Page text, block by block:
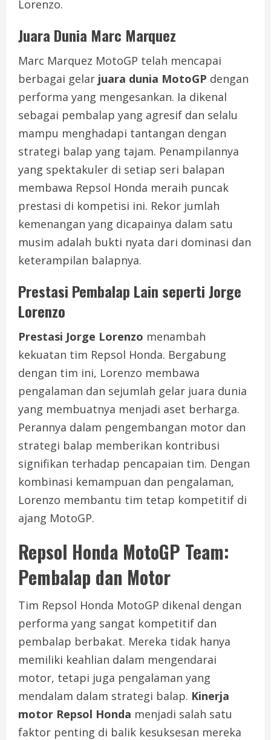
Lorenzo.
Juara Dunia Marc Marquez
Marc Marquez MotoGP telah mencapai
berbagai gelar juara dunia MotoGP dengan
performa yang mengesankan. Ia dikenal
sebagai pembalap yang agresif dan selalu
mampu menghadapi tantangan dengan
strategi balap yang tajam. Penampilannya
yang spektakuler di setiap seri balapan
membawa Repsol Honda meraih puncak
prestasi di kompetisi ini. Rekor jumlah
kemenangan yang dicapainya dalam satu
musim adalah bukti nyata dari dominasi dan
keterampilan balapnya.
Prestasi Pembalap Lain seperti Jorge
Lorenzo
Prestasi Jorge Lorenzo menambah
kekuatan tim Repsol Honda. Bergabung
dengan tim ini, Lorenzo membawa
pengalaman dan sejumlah gelar juara dunia
yang membuatnya menjadi aset berharga.
Perannya dalam pengembangan motor dan
strategi balap memberikan kontribusi
signifikan terhadap pencapaian tim. Dengan
kombinasi kemampuan dan pengalaman,
Lorenzo membantu tim tetap kompetitif di
ajang MotoGP.
Repsol Honda MotoGP Team:
Pembalap dan Motor
Tim Repsol Honda MotoGP dikenal dengan
performa yang sangat kompetitif dan
pembalap berbakat. Mereka tidak hanya
memiliki keahlian dalam mengendarai
motor, tetapi juga pengalaman yang
mendalam dalam strategi balap. Kinerja
motor Repsol Honda menjadi salah satu
faktor penting di balik kesuksesan mereka